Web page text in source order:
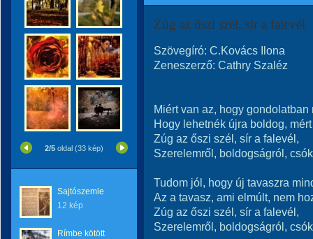
2/5 oldal (33 kép)
Sajtószemle
12 kép
Rímbe kötött
Zúg az őszi szél, sír a falevél
Szövegíró: C.Kovács Ilona
Zeneszerző: Cathry Szaléz
Miért van az, hogy
Hogy lehetnék újra boldog,
Zúg az őszi szél, sír a falevél,
Szerelemről, boldogságról,
Tudom jól, hogy új tavaszra
Az a tavasz, ami elmúlt, nem
Zúg az őszi szél, sír a falevél,
Szerelemről, boldogságról,